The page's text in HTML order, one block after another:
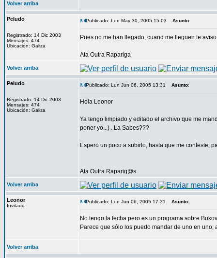
Volver arriba
Peludo
Registrado: 14 Dic 2003
Mensajes: 474
Ubicación: Galiza
Publicado: Lun May 30, 2005 15:03 Asunto:
Pues no me han llegado, cuand me lleguen te
Ata Outra Rapariga
Volver arriba
Peludo
Registrado: 14 Dic 2003
Mensajes: 474
Ubicación: Galiza
Publicado: Lun Jun 06, 2005 13:31 Asunto:
Hola Leonor
Ya tengo limpiado y editado el archivo que me
poner yo...) . La Sabes???
Espero un poco a subirlo, hasta que me conteste,
Ata Outra Raparig@s
Volver arriba
Leonor
Invitado
Publicado: Lun Jun 06, 2005 17:31 Asunto:
No tengo la fecha pero es un programa sobre
Parece que sólo los puedo mandar de uno en
Volver arriba